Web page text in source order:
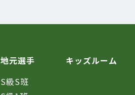
地元選手
S級S班
キッズルーム